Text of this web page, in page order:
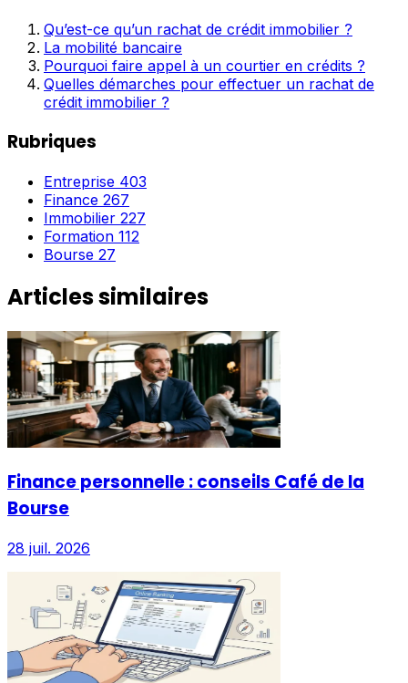
Qu’est-ce qu’un rachat de crédit immobilier ?
La mobilité bancaire
Pourquoi faire appel à un courtier en crédits ?
Quelles démarches pour effectuer un rachat de
crédit immobilier ?
Rubriques
Entreprise 403
Finance 267
Immobilier 227
Formation 112
Bourse 27
Articles similaires
Finance personnelle : conseils Café de la
Bourse
28 juil. 2026